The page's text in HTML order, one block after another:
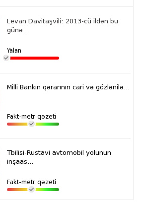
Levan Davitaşvili: 2013-cü ildən bu
günə...
Yalan
Milli Bankın qərarının cari və gözlənilə...
Fakt-metr qəzeti
Tbilisi-Rustavi avtomobil yolunun
inşaas...
Fakt-metr qəzeti